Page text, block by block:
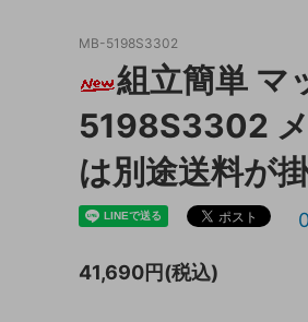
キッチン収納
ガーデニング雑貨
天板保護マット
MB-5198S3302
組立簡単 マ
5198S3302
は別途送料が
41,690円(税込)